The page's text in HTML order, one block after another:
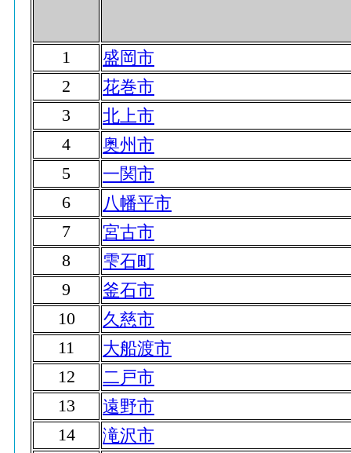
1
盛岡市
2
花巻市
3
北上市
4
奥州市
5
一関市
6
八幡平市
7
宮古市
8
雫石町
9
釜石市
10
久慈市
11
大船渡市
12
二戸市
13
遠野市
14
滝沢市